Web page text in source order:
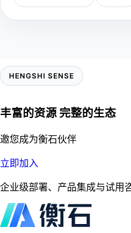
HENGSHI SENSE
丰富的资源 完整的生态
邀您成为衡石伙伴
立即加入
企业级部署、产品集成与试用